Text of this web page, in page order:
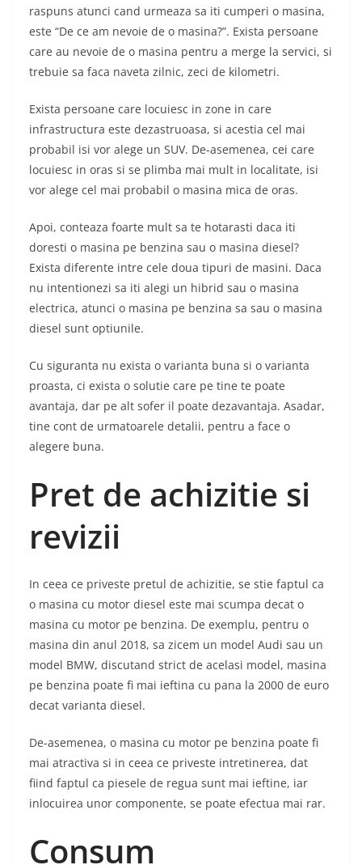
raspuns atunci cand urmeaza sa iti cumperi o masina,
este “De ce am nevoie de o masina?”. Exista persoane
care au nevoie de o masina pentru a merge la servici, si
trebuie sa faca naveta zilnic, zeci de kilometri.
Exista persoane care locuiesc in zone in care
infrastructura este dezastruoasa, si acestia cel mai
probabil isi vor alege un SUV. De-asemenea, cei care
locuiesc in oras si se plimba mai mult in localitate, isi
vor alege cel mai probabil o masina mica de oras.
Apoi, conteaza foarte mult sa te hotarasti daca iti
doresti o masina pe benzina sau o masina diesel?
Exista diferente intre cele doua tipuri de masini. Daca
nu intentionezi sa iti alegi un hibrid sau o masina
electrica, atunci o masina pe benzina sa sau o masina
diesel sunt optiunile.
Cu siguranta nu exista o varianta buna si o varianta
proasta, ci exista o solutie care pe tine te poate
avantaja, dar pe alt sofer il poate dezavantaja. Asadar,
tine cont de urmatoarele detalii, pentru a face o
alegere buna.
Pret de achizitie si
revizii
In ceea ce priveste pretul de achizitie, se stie faptul ca
o masina cu motor diesel este mai scumpa decat o
masina cu motor pe benzina. De exemplu, pentru o
masina din anul 2018, sa zicem un model Audi sau un
model BMW, discutand strict de acelasi model, masina
pe benzina poate fi mai ieftina cu pana la 2000 de euro
decat varianta diesel.
De-asemenea, o masina cu motor pe benzina poate fi
mai atractiva si in ceea ce priveste intretinerea, dat
fiind faptul ca piesele de regua sunt mai ieftine, iar
inlocuirea unor componente, se poate efectua mai rar.
Consum